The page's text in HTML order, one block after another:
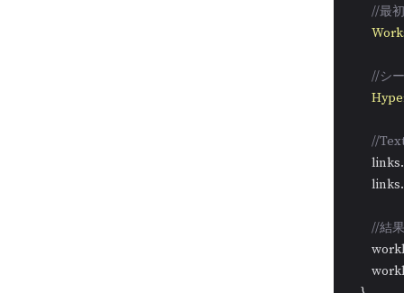
//最
//シ
//
//結